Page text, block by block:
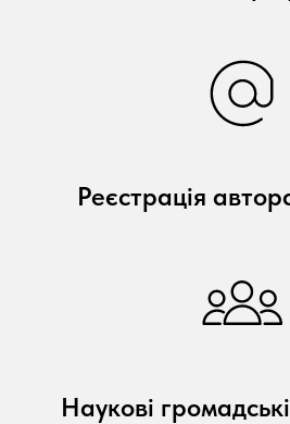
Реєстрація
Наукові